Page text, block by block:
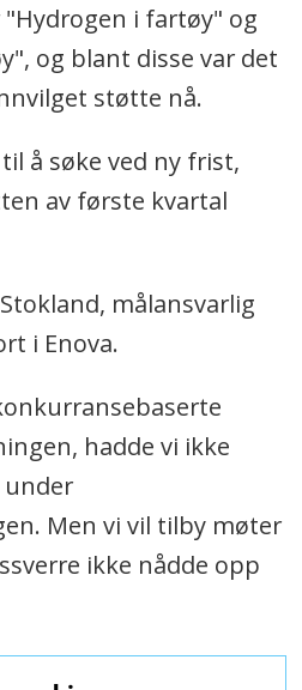
i fartøy" og
og blant disse var det
støtte nå.
å søke ved ny frist,
av første kvartal
målansvarlig
i Enova.
hadde vi ikke
Men vi vil tilby møter
ikke nådde opp